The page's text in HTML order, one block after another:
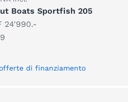
Boats Sportfish 205
24'990.-
di finanziamento